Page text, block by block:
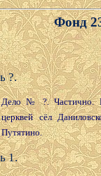
Фонд
?.
Дело № ?. Частично.
церквей сёл
Путятино.
1.